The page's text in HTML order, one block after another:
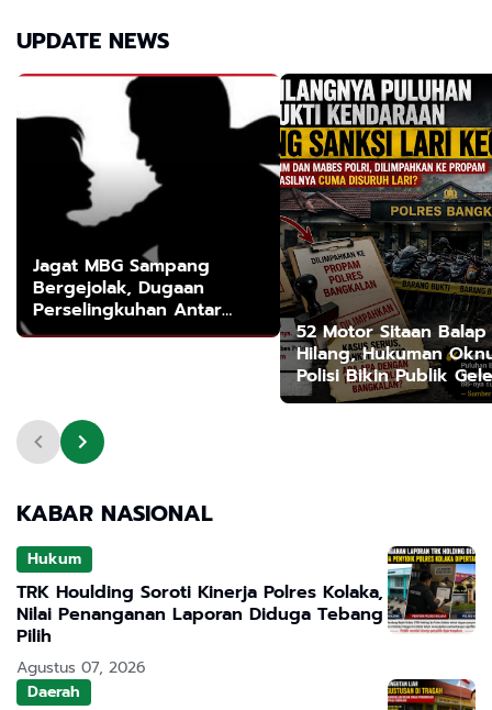
UPDATE NEWS
Jagat MBG Sampang
Bergejolak, Dugaan
Perselingkuhan Antar
Oknum Relawan Jadi
52 Motor Sitaan
Hilang, Hukuman
Polisi Bikin Publik
Kepala
KABAR NASIONAL
Hukum
TRK Houlding Soroti Kinerja Polres Kolaka,
Nilai Penanganan Laporan Diduga Tebang
Pilih
Agustus 07, 2026
Daerah